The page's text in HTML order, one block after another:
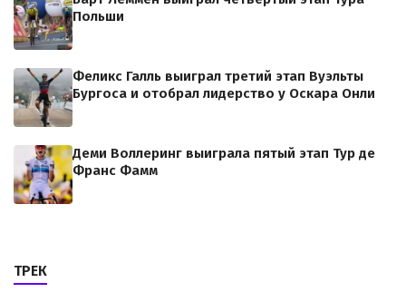
Польши
Феликс Галль выиграл третий этап Вуэльты
Бургоса и отобрал лидерство у Оскара Онли
Деми Воллеринг выиграла пятый этап Тур де
Франс Фамм
ТРЕК